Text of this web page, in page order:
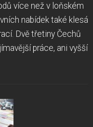
více než v loňském
nabídek také klesá
Dvě třetiny Čechů
práce, ani vyšší